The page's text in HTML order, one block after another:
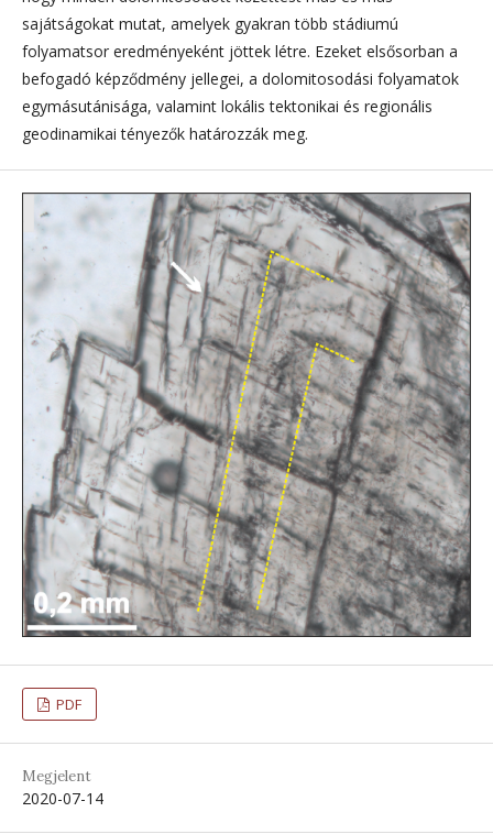
sajátságokat mutat, amelyek gyakran több stádiumú
folyamatsor eredményeként jöttek létre. Ezeket elsősorban a
befogadó képződmény jellegei, a dolomitosodási folyamatok
egymásutánisága, valamint lokális tektonikai és regionális
geodinamikai tényezők határozzák meg.
PDF
Megjelent
2020-07-14